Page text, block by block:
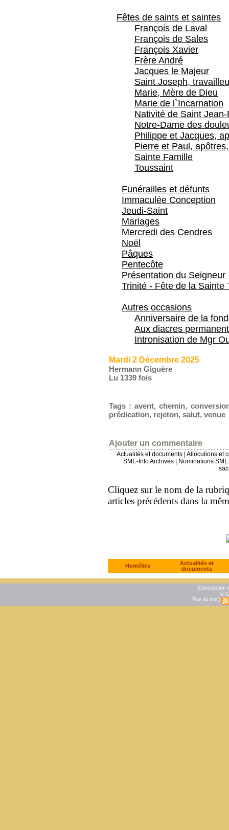
Fêtes de saints et saintes
François de Laval
François de Sales
François Xavier
Frère André
Jacques le Majeur
Saint Joseph,
Marie, Mère de Dieu
Marie de l`Incarnation
Nativité de Saint
Notre-Dame des
Philippe et Jacques,
Pierre et Paul,
Sainte Famille
Toussaint
Funérailles et défunts
Immaculée Conception
Jeudi-Saint
Mariages
Mercredi des Cendres
Noël
Pâques
Pentecôte
Présentation du Seigneur
Trinité - Fête de la Sainte
Autres occasions
Anniversaire de la
Aux diacres
Intronisation de Mgr
Mardi 2 Décembre 2025
Hermann Giguère
Lu 1339 fois
Tags :avent,chemin,
prédication, rejeton,salut,venue
Ajouter un commentaire
Actualités et documents
Allocutions et
SME-Info Archives
Nominations
Cliquez sur le nom de la
articles précédents dans la
Homélies
Actualités et
documents
Conception
©
Plan du site